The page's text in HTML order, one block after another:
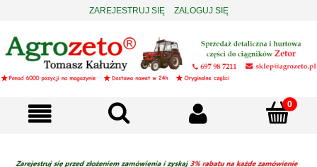
ZAREJESTRUJ SIĘ ZALOGUJ SIĘ